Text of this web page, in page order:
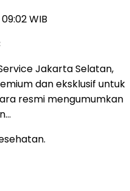
WIB
Jakarta Selatan,
dan eksklusif untuk
resmi mengumumkan